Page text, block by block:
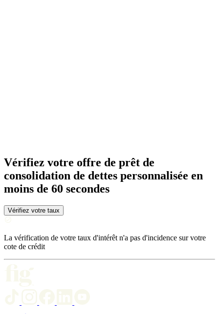
Vérifiez votre offre de prêt de
consolidation de dettes personnalisée en
moins de 60 secondes
Vérifiez votre taux
La vérification de votre taux d'intérêt n'a pas d'incidence sur votre
cote de crédit